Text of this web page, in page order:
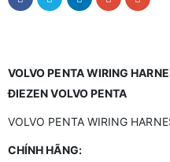
VOLVO PENTA WIRING
ĐIEZEN VOLVO PENTA
VOLVO PENTA WIRING
CHÍNH HÃNG: